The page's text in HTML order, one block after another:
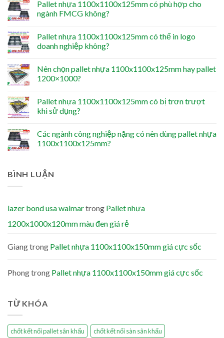
Pallet nhựa 1100x1100x125mm có phù hợp cho
ngành FMCG không?
Pallet nhựa 1100x1100x125mm có thể in logo
doanh nghiệp không?
Nên chọn pallet nhựa 1100x1100x125mm hay pallet
1200×1000?
Pallet nhựa 1100x1100x125mm có bị trơn trượt
khi sử dụng?
Các ngành công nghiệp nặng có nên dùng pallet nhựa
1100x1100x125mm?
BÌNH LUẬN
lazer bond usa walmartrong Pallet nhựa
1200x1000x120mm màu đen giá rẻ
Giangtrong Pallet nhựa 1100x1100x150mm giá cực sốc
Phongtrong Pallet nhựa 1100x1100x150mm giá cực sốc
TỪ KHÓA
chốt kết nối pallet sân khấu chốt kết nối sàn sân khấu